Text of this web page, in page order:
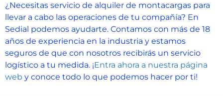
¿Necesitas servicio de alquiler de montacargas para
llevar a cabo las operaciones de tu compañía? En
Sedial podemos ayudarte. Contamos con más de 18
años de experiencia en la industria y estamos
seguros de que con nosotros recibirás un servicio
logístico a tu medida. ¡Entra ahora a nuestra página
web y conoce todo lo que podemos hacer por ti!